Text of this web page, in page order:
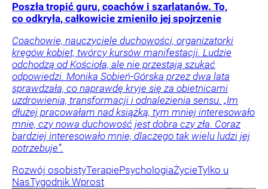
Poszła tropić guru, coachów i szarlatanów. To,
co odkryła, całkowicie zmieniło jej spojrzenie
Coachowie, nauczyciele duchowości, organizatorki
kręgów kobiet, twórcy kursów manifestacji. Ludzie
odchodzą od Kościoła, ale nie przestają szukać
odpowiedzi. Monika Sobień-Górska przez dwa lata
sprawdzała, co naprawdę kryje się za obietnicami
uzdrowienia, transformacji i odnalezienia sensu. „Im
dłużej pracowałam nad książką, tym mniej interesowało
mnie, czy nowa duchowość jest dobra czy zła. Coraz
bardziej interesowało mnie, dlaczego tak wielu ludzi jej
potrzebuje”.
Rozwój osobistyTerapiePsychologiaŻycieTylko u
NasTygodnik Wprost